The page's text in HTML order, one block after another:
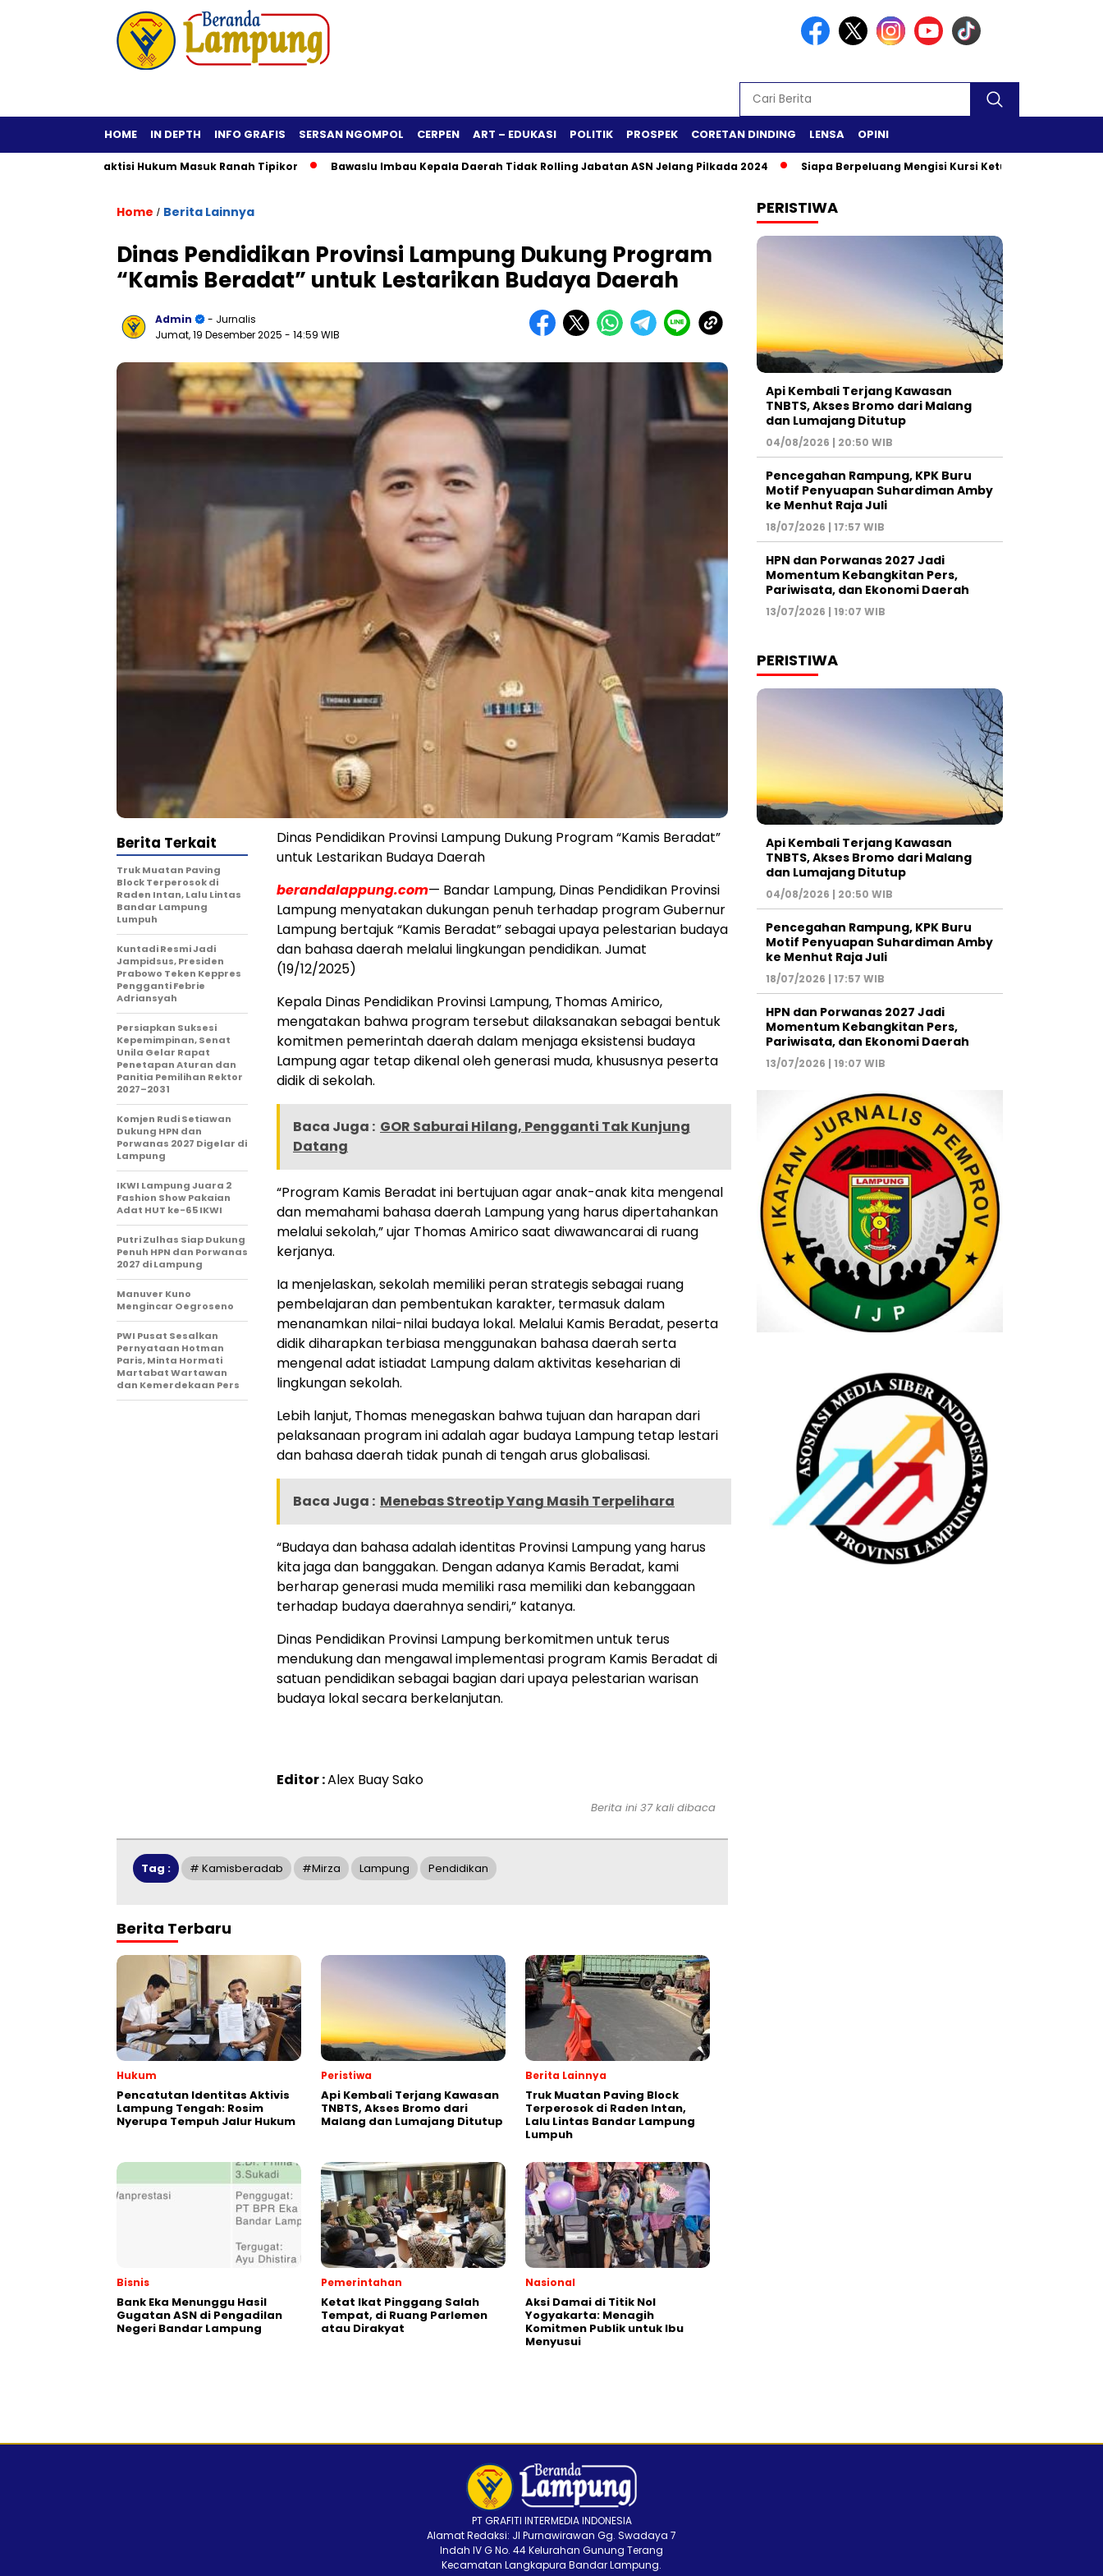
HOME IN DEPTH INFO GRAFIS SERSAN NGOMPOL CERPEN ART – EDUKASI POLITIK PROSPEK CORETAN DINDING LENSA OPINI
Fiktif, Praktisi Hukum Masuk Ranah Tipikor Bawaslu Imbau Kepala Daerah Tidak Rolling Jabatan ASN Jelang Pilkada 2024 Siapa Berpeluang Mengisi Kursi Ketua DPR RI?
Home / Berita Lainnya
Dinas Pendidikan Provinsi Lampung Dukung Program
“Kamis Beradat” untuk Lestarikan Budaya Daerah
Admin
- Jurnalis
Jumat, 19 Desember 2025 - 14:59 WIB
Dinas Pendidikan Provinsi Lampung Dukung Program “Kamis Beradat”
untuk Lestarikan Budaya Daerah
berandalappung.com— Bandar Lampung, Dinas Pendidikan Provinsi
Lampung menyatakan dukungan penuh terhadap program Gubernur
Lampung bertajuk “Kamis Beradat” sebagai upaya pelestarian budaya
dan bahasa daerah melalui lingkungan pendidikan. Jumat
(19/12/2025)
Kepala Dinas Pendidikan Provinsi Lampung, Thomas Amirico,
mengatakan bahwa program tersebut dilaksanakan sebagai bentuk
komitmen pemerintah daerah dalam menjaga eksistensi budaya
Lampung agar tetap dikenal oleh generasi muda, khususnya peserta
didik di sekolah.
Baca Juga : GOR Saburai Hilang, Pengganti Tak Kunjung
Datang
“Program Kamis Beradat ini bertujuan agar anak-anak kita mengenal
dan memahami bahasa daerah Lampung yang harus dipertahankan
melalui sekolah,” ujar Thomas Amirico saat diwawancarai di ruang
kerjanya.
Ia menjelaskan, sekolah memiliki peran strategis sebagai ruang
pembelajaran dan pembentukan karakter, termasuk dalam
menanamkan nilai-nilai budaya lokal. Melalui Kamis Beradat, peserta
didik diharapkan terbiasa menggunakan bahasa daerah serta
mengenal adat istiadat Lampung dalam aktivitas keseharian di
lingkungan sekolah.
Lebih lanjut, Thomas menegaskan bahwa tujuan dan harapan dari
pelaksanaan program ini adalah agar budaya Lampung tetap lestari
dan bahasa daerah tidak punah di tengah arus globalisasi.
Baca Juga : Menebas Streotip Yang Masih Terpelihara
“Budaya dan bahasa adalah identitas Provinsi Lampung yang harus
kita jaga dan banggakan. Dengan adanya Kamis Beradat, kami
berharap generasi muda memiliki rasa memiliki dan kebanggaan
terhadap budaya daerahnya sendiri,” katanya.
Dinas Pendidikan Provinsi Lampung berkomitmen untuk terus
mendukung dan mengawal implementasi program Kamis Beradat di
satuan pendidikan sebagai bagian dari upaya pelestarian warisan
budaya lokal secara berkelanjutan.
Editor :Alex Buay Sako
Berita Terkait
Truk Muatan Paving
Block Terperosok di
Raden Intan, Lalu Lintas
Bandar Lampung
Lumpuh
Kuntadi Resmi Jadi
Jampidsus, Presiden
Prabowo Teken Keppres
Pengganti Febrie
Adriansyah
Persiapkan Suksesi
Kepemimpinan, Senat
Unila Gelar Rapat
Penetapan Aturan dan
Panitia Pemilihan Rektor
2027–2031
Komjen Rudi Setiawan
Dukung HPN dan
Porwanas 2027 Digelar di
Lampung
IKWI Lampung Juara 2
Fashion Show Pakaian
Adat HUT ke-65 IKWI
Putri Zulhas Siap Dukung
Penuh HPN dan Porwanas
2027 di Lampung
Manuver Kuno
Mengincar Oegroseno
PWI Pusat Sesalkan
Pernyataan Hotman
Paris, Minta Hormati
Martabat Wartawan
dan Kemerdekaan Pers
Berita ini 37 kali dibaca
Tag : # Kamisberadab #Mirza Lampung Pendidikan
Berita Terbaru
Hukum
Pencatutan Identitas Aktivis
Lampung Tengah: Rosim
Nyerupa Tempuh Jalur Hukum
Peristiwa
Api Kembali Terjang Kawasan
TNBTS, Akses Bromo dari
Malang dan Lumajang Ditutup
Berita Lainnya
Truk Muatan Paving Block
Terperosok di Raden Intan,
Lalu Lintas Bandar Lampung
Lumpuh
Bisnis
Bank Eka Menunggu Hasil
Gugatan ASN di Pengadilan
Negeri Bandar Lampung
Pemerintahan
Ketat Ikat Pinggang Salah
Tempat, di Ruang Parlemen
atau Dirakyat
Nasional
Aksi Damai di Titik Nol
Yogyakarta: Menagih
Komitmen Publik untuk Ibu
Menyusui
PERISTIWA
Api Kembali Terjang Kawasan
TNBTS, Akses Bromo dari Malang
dan Lumajang Ditutup
04/08/2026 | 20:50 WIB
Pencegahan Rampung, KPK Buru
Motif Penyuapan Suhardiman Amby
ke Menhut Raja Juli
18/07/2026 | 17:57 WIB
HPN dan Porwanas 2027 Jadi
Momentum Kebangkitan Pers,
Pariwisata, dan Ekonomi Daerah
13/07/2026 | 19:07 WIB
PERISTIWA
Api Kembali Terjang Kawasan
TNBTS, Akses Bromo dari Malang
dan Lumajang Ditutup
04/08/2026 | 20:50 WIB
Pencegahan Rampung, KPK Buru
Motif Penyuapan Suhardiman Amby
ke Menhut Raja Juli
18/07/2026 | 17:57 WIB
HPN dan Porwanas 2027 Jadi
Momentum Kebangkitan Pers,
Pariwisata, dan Ekonomi Daerah
13/07/2026 | 19:07 WIB
PT GRAFITI INTERMEDIA INDONESIA
Alamat Redaksi: Jl Purnawirawan Gg. Swadaya 7
Indah IV G No. 44 Kelurahan Gunung Terang
Kecamatan Langkapura Bandar Lampung.